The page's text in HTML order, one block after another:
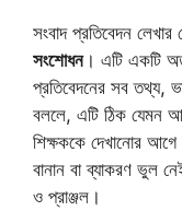
সংবাদ প্রতিবেদন
সংশোধন। এটি একটি
প্রতিবেদনের সব তথ্য,
বললে, এটি ঠিক যেমন
শিক্ষককে দেখানোর
বানান বা ব্যাকরণ ভুল
ও প্রাঞ্জল।